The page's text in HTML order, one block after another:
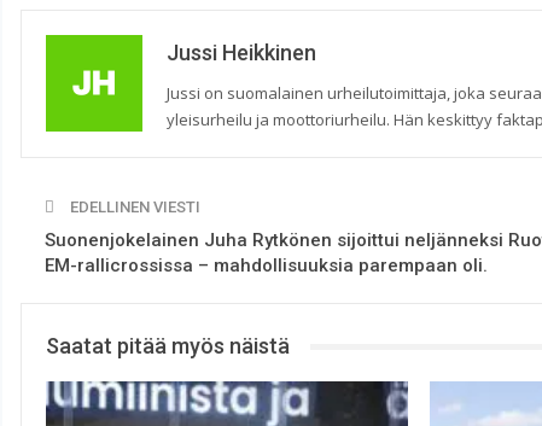
Jussi Heikkinen
Jussi on suomalainen urheilutoimittaja, joka
yleisurheilu ja moottoriurheilu. Hän keskittyy
EDELLINEN VIESTI
Suonenjokelainen Juha Rytkönen sijoittui neljänneksi
EM-rallicrossissa – mahdollisuuksia parempaan oli.
Saatat pitää myös näistä